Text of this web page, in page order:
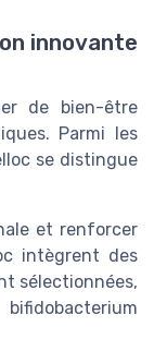
innovante
de bien-être
Parmi les
se distingue
et renforcer
intègrent des
sélectionnées,